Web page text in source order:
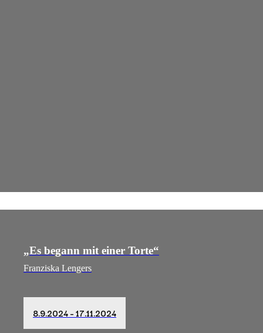
„Es begann mit einer Torte“
Franziska Lengers
8.9.2024 – 17.11.2024